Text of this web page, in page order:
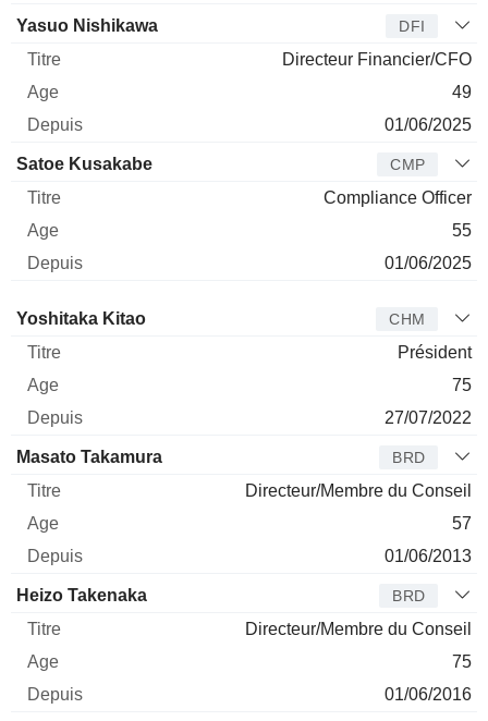
Yasuo Nishikawa DFI
Directeur Financier/CFO
49
01/06/2025
Satoe Kusakabe CMP
Compliance Officer
55
01/06/2025
Administrateur Titre
Yoshitaka Kitao CHM
Président
75
27/07/2022
Masato Takamura BRD
Directeur/Membre du Conseil
57
01/06/2013
Heizo Takenaka BRD
Directeur/Membre du Conseil
75
01/06/2016